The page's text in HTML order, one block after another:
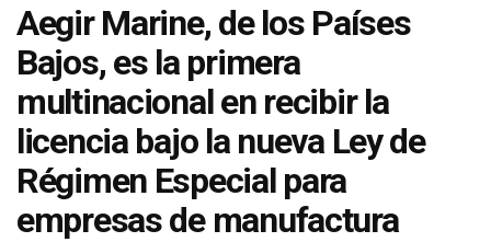
Aegir Marine, de los Países
Bajos, es la primera
multinacional en recibir la
licencia bajo la nueva Ley de
Régimen Especial para
empresas de manufactura